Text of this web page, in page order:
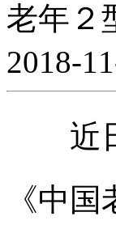
老年２
2018-
近日
《中